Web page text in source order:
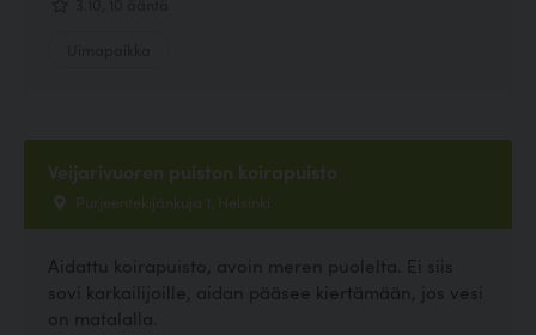
Veijarivuoren puiston koirapuisto
Purjeentekijänkuja 1, Helsinki
Aidattu koirapuisto, avoin meren puolelta. Ei siis
sovi karkailijoille, aidan pääsee kiertämään, jos vesi
on matalalla.